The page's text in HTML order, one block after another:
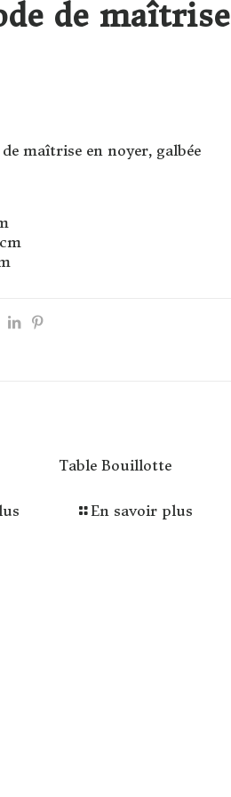
de maîtrise
maîtrise en noyer, galbée
Table Bouillotte
En savoir plus